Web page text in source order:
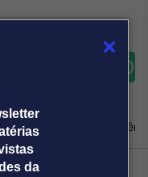
da
Weekend